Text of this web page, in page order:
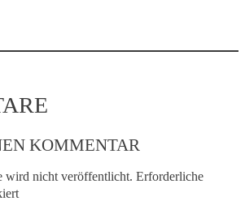
KOMMENTAR
wird nicht veröffentlicht. Erforderliche